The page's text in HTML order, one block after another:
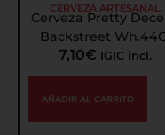
CERVEZA ARTESANAL
Cerveza Pretty
Backstreet
7,10€ IGIC incl.
AÑADIR AL CARRITO